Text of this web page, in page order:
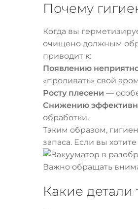
Почему
Когда вы
очищено должным
приводит к:
Появлению
«проливать» свой
Росту плесени —
Снижению
обработки.
Таким образом,
запаса. Если вы
Важно обращать
Какие